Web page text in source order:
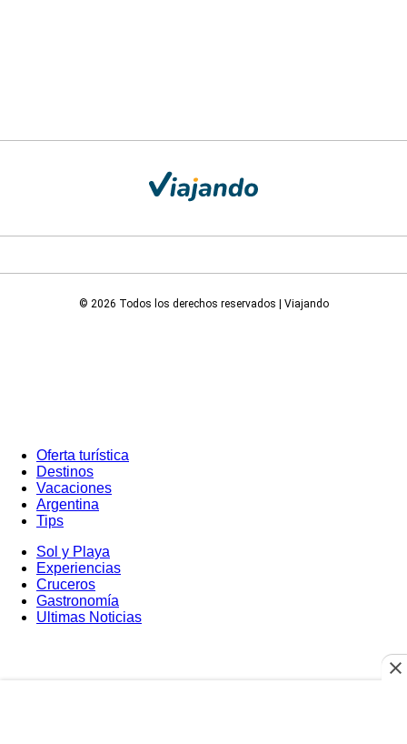
© 2026 Todos los derechos reservados | Viajando
Oferta turística
Destinos
Vacaciones
Argentina
Tips
Sol y Playa
Experiencias
Cruceros
Gastronomía
Ultimas Noticias